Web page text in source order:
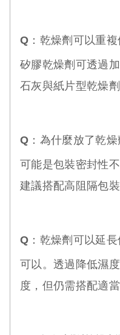
Q：乾燥劑可以重複
矽膠乾燥劑可透過
石灰與紙片型乾燥
Q：為什麼放了乾燥
可能是包裝密封性
建議搭配高阻隔包裝
Q：乾燥劑可以延長
可以。透過降低濕
度，但仍需搭配適